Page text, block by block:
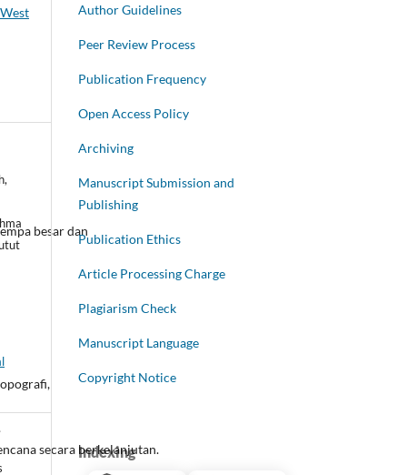
besar dan
secara berkelanjutan.
Author Guidelines
Peer Review Process
Publication Frequency
Open Access Policy
Archiving
Manuscript Submission and
Publishing
Publication Ethics
Article Processing Charge
Plagiarism Check
Manuscript Language
Copyright Notice
Indexing